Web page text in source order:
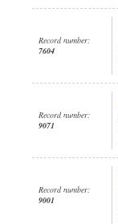
Record number:
7604
Record number:
9071
Record number:
9001